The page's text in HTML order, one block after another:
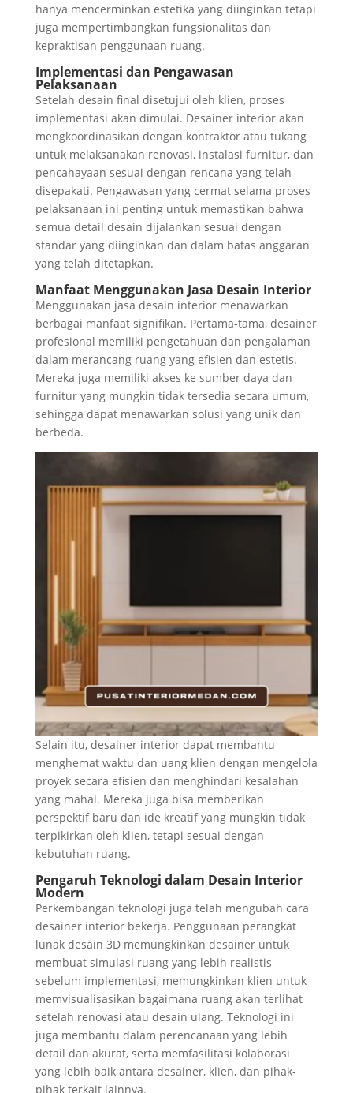
hanya mencerminkan estetika yang diinginkan tetapi
juga mempertimbangkan fungsionalitas dan
kepraktisan penggunaan ruang.
Implementasi dan Pengawasan
Pelaksanaan
Setelah desain final disetujui oleh klien, proses
implementasi akan dimulai. Desainer interior akan
mengkoordinasikan dengan kontraktor atau tukang
untuk melaksanakan renovasi, instalasi furnitur, dan
pencahayaan sesuai dengan rencana yang telah
disepakati. Pengawasan yang cermat selama proses
pelaksanaan ini penting untuk memastikan bahwa
semua detail desain dijalankan sesuai dengan
standar yang diinginkan dan dalam batas anggaran
yang telah ditetapkan.
Manfaat Menggunakan Jasa Desain Interior
Menggunakan jasa desain interior menawarkan
berbagai manfaat signifikan. Pertama-tama, desainer
profesional memiliki pengetahuan dan pengalaman
dalam merancang ruang yang efisien dan estetis.
Mereka juga memiliki akses ke sumber daya dan
furnitur yang mungkin tidak tersedia secara umum,
sehingga dapat menawarkan solusi yang unik dan
berbeda.
Selain itu, desainer interior dapat membantu
menghemat waktu dan uang klien dengan mengelola
proyek secara efisien dan menghindari kesalahan
yang mahal. Mereka juga bisa memberikan
perspektif baru dan ide kreatif yang mungkin tidak
terpikirkan oleh klien, tetapi sesuai dengan
kebutuhan ruang.
Pengaruh Teknologi dalam Desain Interior
Modern
Perkembangan teknologi juga telah mengubah cara
desainer interior bekerja. Penggunaan perangkat
lunak desain 3D memungkinkan desainer untuk
membuat simulasi ruang yang lebih realistis
sebelum implementasi, memungkinkan klien untuk
memvisualisasikan bagaimana ruang akan terlihat
setelah renovasi atau desain ulang. Teknologi ini
juga membantu dalam perencanaan yang lebih
detail dan akurat, serta memfasilitasi kolaborasi
yang lebih baik antara desainer, klien, dan pihak-
pihak terkait lainnya.